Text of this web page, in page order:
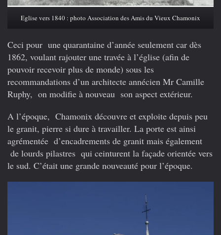
Eglise vers 1840 : photo Association des Amis du Vieux Chamonix
Ceci pour une quarantaine d’année seulement car dès
1862, voulant rajouter une travée à l’église (afin de
pouvoir recevoir plus de monde) sous les
recommandations d’un architecte annécien Mr Camille
Ruphy, on modifie à nouveau son aspect extérieur.
A l’époque, Chamonix découvre et exploite depuis peu
le granit, pierre si dure à travailler. La porte est ainsi
agrémentée d’encadrements de granit mais également
de lourds pilastres qui ceinturent la façade orientée vers
le sud. C’était une grande nouveauté pour l’époque.